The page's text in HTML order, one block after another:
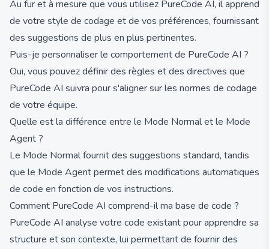
Au fur et à mesure que vous utilisez PureCode AI, il apprend
de votre style de codage et de vos préférences, fournissant
des suggestions de plus en plus pertinentes.
Puis-je personnaliser le comportement de PureCode AI ?
Oui, vous pouvez définir des règles et des directives que
PureCode AI suivra pour s'aligner sur les normes de codage
de votre équipe.
Quelle est la différence entre le Mode Normal et le Mode
Agent ?
Le Mode Normal fournit des suggestions standard, tandis
que le Mode Agent permet des modifications automatiques
de code en fonction de vos instructions.
Comment PureCode AI comprend-il ma base de code ?
PureCode AI analyse votre code existant pour apprendre sa
structure et son contexte, lui permettant de fournir des